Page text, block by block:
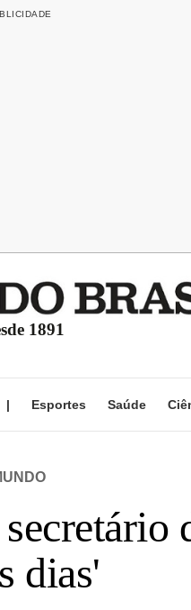
1891
| Esportes Saúde
dias'